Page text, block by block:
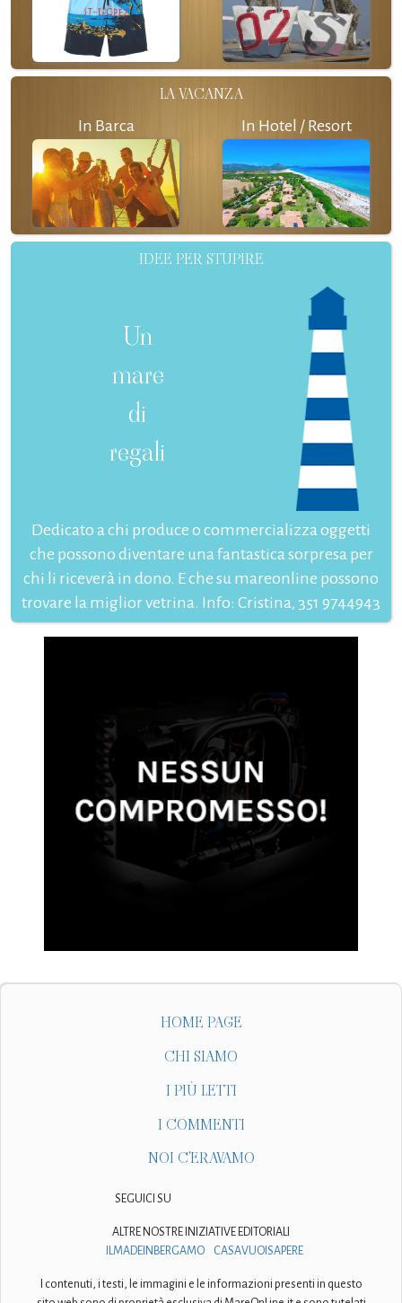
LA VACANZA
In Barca In Hotel / Resort
IDEE PER STUPIRE
Un
mare
di
regali
Dedicato a chi produce o commercializza oggetti
che possono diventare una fantastica sorpresa per
chi li riceverà in dono. E che su mareonline possono
trovare la miglior vetrina. Info: Cristina, 351 9744943
HOME PAGE
CHI SIAMO
I PIÙ LETTI
I COMMENTI
NOI C'ERAVAMO
SEGUICI SU
ALTRE NOSTRE INIZIATIVE EDITORIALI
ILMADEINBERGAMO
CASAVUOISAPERE
I contenuti, i testi, le immagini e le informazioni presenti in questo